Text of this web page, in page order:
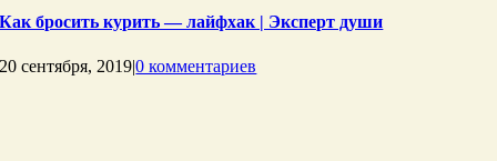
Как бросить курить — лайфхак | Эксперт души
20 сентября, 2019|0 комментариев